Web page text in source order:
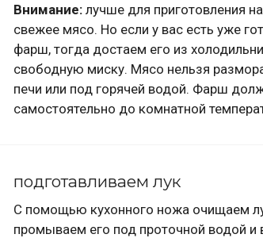
Внимание: лучше для приготовления
свежее мясо. Но если у вас есть уже
фарш, тогда достаем его из
свободную миску. Мясо нельзя
печи или под горячей водой. Фарш
самостоятельно до комнатной
подготавливаем лук
С помощью кухонного ножа очищаем
промываем его под проточной водой